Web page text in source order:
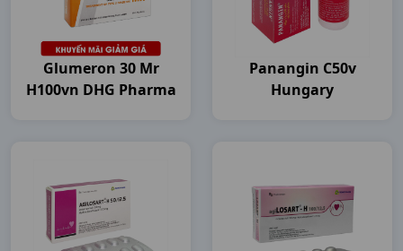
Glumeron 30 Mr
H100vn DHG Pharma
Panangin C50v
Hungary